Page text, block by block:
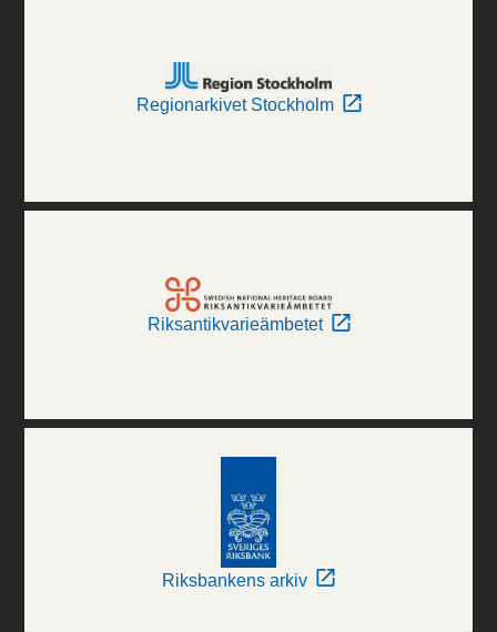
Regionarkivet Stockholm
Riksantikvarieämbetet
Riksbankens arkiv